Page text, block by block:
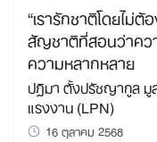
“เรารักชาติโดยไม่ต้
สัญชาติที่สอนว่าคว
ความหลากหลาย
ปฏิมา ตั้งปรัชญากูล มู
แรงงาน (LPN)
16 ตุลาคม 2568